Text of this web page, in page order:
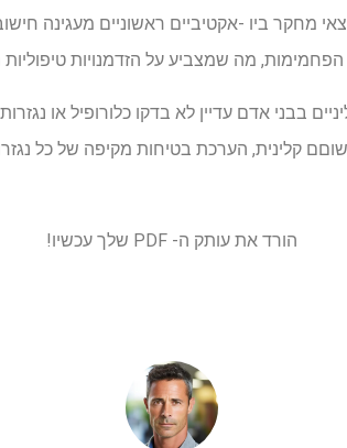
מחקר ביו -אקטיביים ראשוניים מעגינה
הפחמימות, מה שמצביע על הזדמנויות
בבני אדם עדיין לא בדקו כלורופיל או
קלינית, הערכת בטיחות מקיפה של כל
הורד את עותק ה- PDF שלך עכשיו!